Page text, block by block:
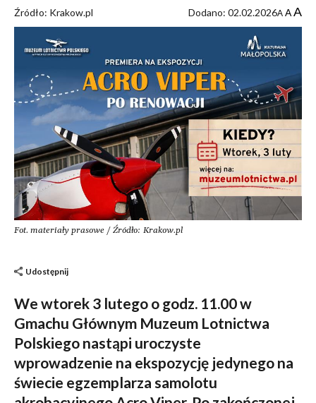
Źródło: Krakow.pl Dodano: 02.02.2026A AA
Fot. materiały prasowe / Źródło: Krakow.pl
Udostępnij
We wtorek 3 lutego o godz. 11.00 w
Gmachu Głównym Muzeum Lotnictwa
Polskiego nastąpi uroczyste
wprowadzenie na ekspozycję jedynego na
świecie egzemplarza samolotu